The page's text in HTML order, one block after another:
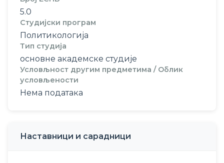
5.0
Студијски програм
Политикологија
Тип студија
основне академске студије
Условљност другим предметима / Облик
условљености
Нема података
Наставници и сарадници